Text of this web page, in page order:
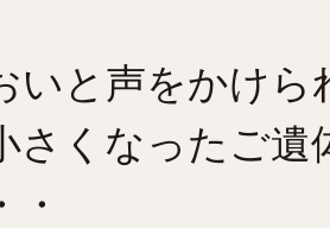
いと声をかけ
さくなったご遺